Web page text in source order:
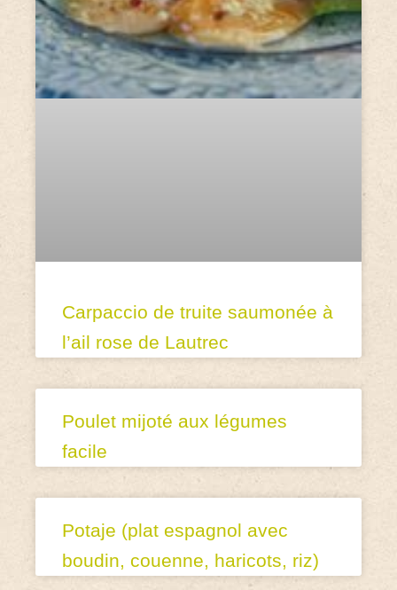
Carpaccio de truite saumonée à
l’ail rose de Lautrec
Poulet mijoté aux légumes
facile
Potaje (plat espagnol avec
boudin, couenne, haricots, riz)